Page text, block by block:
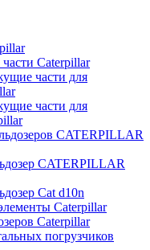
Caterpillar
части для
части для
CATERPILLAR
CATERPILLAR
Сat d10n
Caterpillar
Caterpillar
погрузчиков